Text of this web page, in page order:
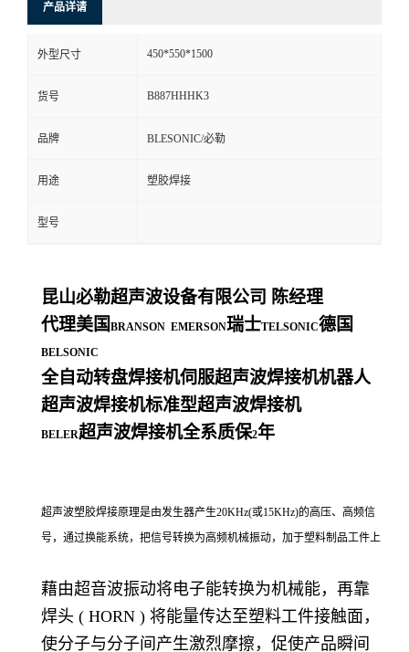
产品详请
外型尺寸 450*550*1500
货号 B887HHHK3
品牌 BLESONIC/必勒
用途 塑胶焊接
型号
昆山必勒超声波设备有限公司
陈经理
代理美国 BRANSON EMERSON瑞士TELSONIC德国
BELSONIC
全自动转盘焊接机伺服超声波焊接机机器人
超声波焊接机标准型超声波焊接机
BELER超声波焊接机全系质保2年
超声波塑胶焊接原理是由发生器产生20KHz(或15KHz)的高压、高频信
号，通过换能系统，把信号转换为高频机械振动，加于塑料制品工件上
藉由超音波振动将电子能转换为机械能，再靠
焊头 ( HORN ) 将能量传达至塑料工件接触面，
使分子与分子间产生激烈摩擦，促使产品瞬间